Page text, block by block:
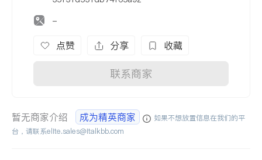
-
点赞 分享 收藏
联系商家
暂无商家介绍 成为精英商家
如果不想放置信息在我们的平
台，请联系elite.sales@italkbb.com